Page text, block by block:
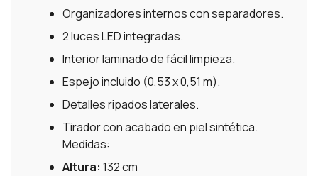
Organizadores internos con separadores.
2 luces LED integradas.
Interior laminado de fácil limpieza.
Espejo incluido (0,53 x 0,51 m).
Detalles ripados laterales.
Tirador con acabado en piel sintética.
Medidas:
Altura: 132 cm